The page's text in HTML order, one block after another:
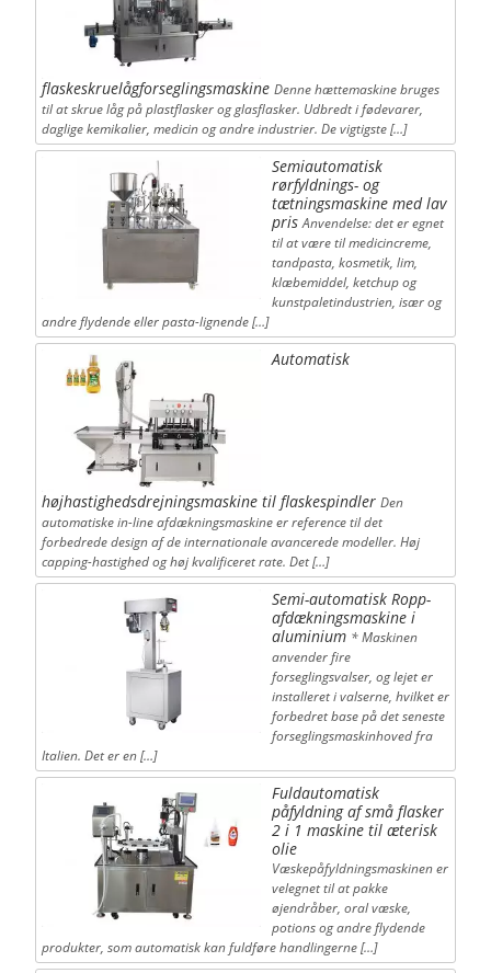
flaskeskruelågforseglingsmaskine Denne hættemaskine bruges
til at skrue låg på plastflasker og glasflasker. Udbredt i fødevarer,
daglige kemikalier, medicin og andre industrier. De vigtigste […]
Semiautomatisk
rørfyldnings- og
tætningsmaskine med lav
pris Anvendelse: det er egnet
til at være til medicincreme,
tandpasta, kosmetik, lim,
klæbemiddel, ketchup og
kunstpaletindustrien, især og
andre flydende eller pasta-lignende […]
Automatisk
højhastighedsdrejningsmaskine til flaskespindler Den
automatiske in-line afdækningsmaskine er reference til det
forbedrede design af de internationale avancerede modeller. Høj
capping-hastighed og høj kvalificeret rate. Det […]
Semi-automatisk Ropp-
afdækningsmaskine i
aluminium * Maskinen
anvender fire
forseglingsvalser, og lejet er
installeret i valserne, hvilket er
forbedret base på det seneste
forseglingsmaskinhoved fra
Italien. Det er en […]
Fuldautomatisk
påfyldning af små flasker
2 i 1 maskine til æterisk
olie
Væskepåfyldningsmaskinen er
velegnet til at pakke
øjendråber, oral væske,
potions og andre flydende
produkter, som automatisk kan fuldføre handlingerne […]